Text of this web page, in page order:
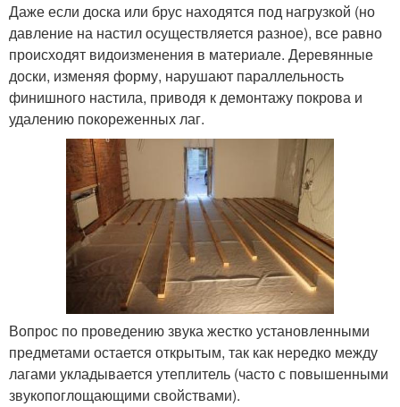
Даже если доска или брус находятся под нагрузкой (но
давление на настил осуществляется разное), все равно
происходят видоизменения в материале. Деревянные
доски, изменяя форму, нарушают параллельность
финишного настила, приводя к демонтажу покрова и
удалению покореженных лаг.
Вопрос по проведению звука жестко установленными
предметами остается открытым, так как нередко между
лагами укладывается утеплитель (часто с повышенными
звукопоглощающими свойствами).